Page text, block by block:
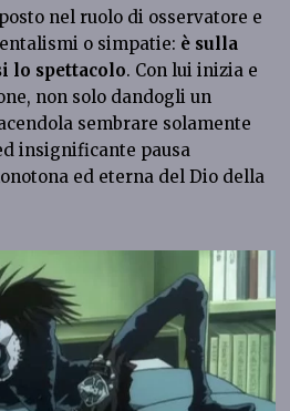
nel ruolo di osservatore e
o simpatie: è sulla
lo spettacolo. Con lui inizia e
non solo dandogli un
sembrare solamente
insignificante pausa
ed eterna del Dio della